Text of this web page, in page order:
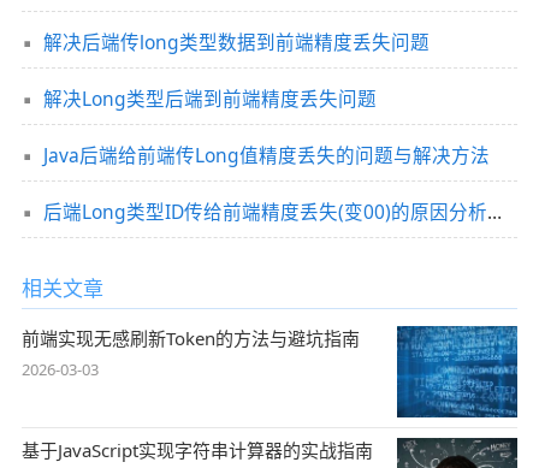
解决后端传long类型数据到前端精度丢失问题
解决Long类型后端到前端精度丢失问题
Java后端给前端传Long值精度丢失的问题与解决方法
后端Long类型ID传给前端精度丢失(变00)的原因分析及解决方案
相关文章
前端实现无感刷新Token的方法与避坑指南
2026-03-03
基于JavaScript实现字符串计算器的实战指南